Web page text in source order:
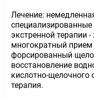
Лечение:
экстренной терапии
многократный прием
форсированный
восстановление
кислотно-щелочного
терапия.